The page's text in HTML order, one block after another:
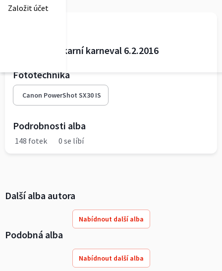
Založit účet
Dětský maškarní karneval 6.2.2016
Fototechnika
Canon PowerShot SX30 IS
Podrobnosti alba
148 fotek 0 se líbí
Další alba autora
Nabídnout další alba
Podobná alba
Nabídnout další alba